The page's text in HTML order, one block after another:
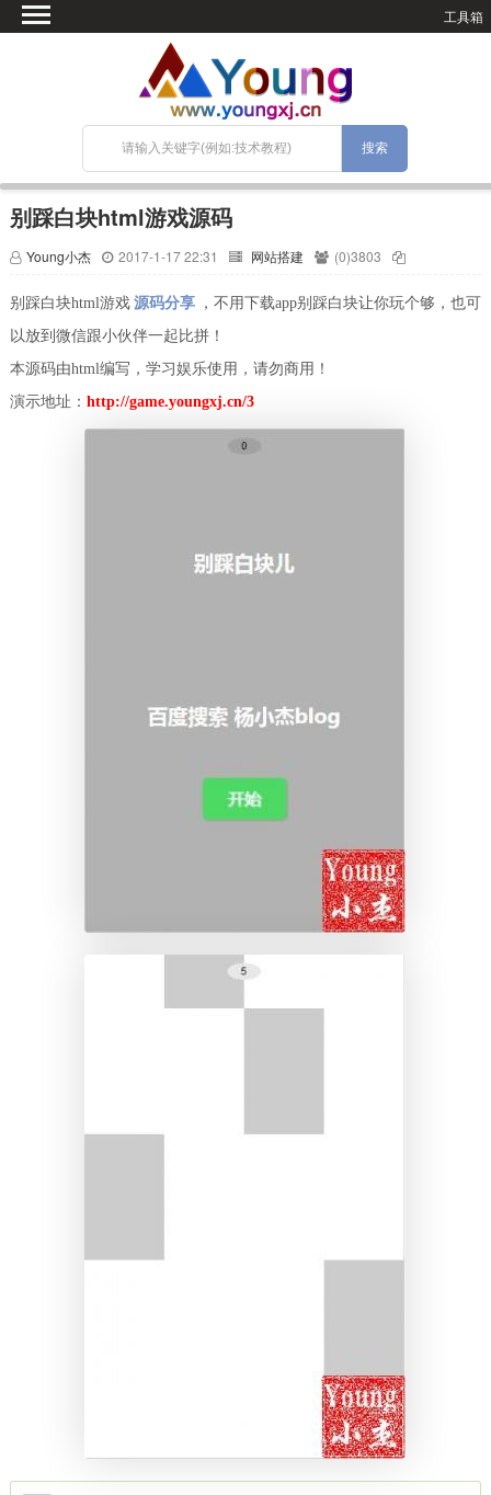
工具箱
网站搭建
关于Blog
宝塔面板
别踩白块html游戏源码
Young小杰 2017-1-17 22:31 网站搭建 (0)3803
别踩白块html游戏 源码分享
，不用下载app别踩白块让你玩个够，也可
以放到微信跟小伙伴一起比拼！
本源码由html编写，学习娱乐使用，请勿商用！
演示地址： http://game.youngxj.cn/3